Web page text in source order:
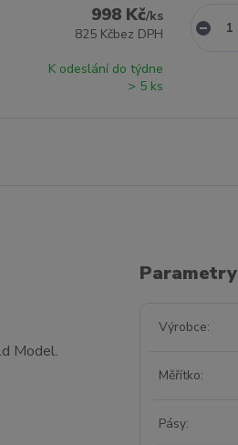
998 Kč/ks
825 Kčbez DPH
K odeslání do týdne
> 5 ks
Model.
Parametry
Výrobce
Měřítko
Pásy